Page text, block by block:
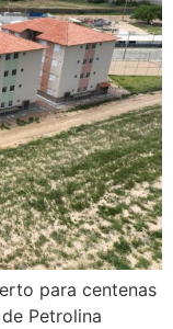
para centenas
Petrolina